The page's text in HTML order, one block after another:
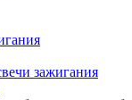
зажигания